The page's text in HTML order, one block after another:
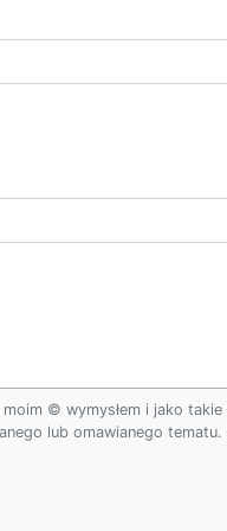
© wymysłem i jako takie
lub omawianego